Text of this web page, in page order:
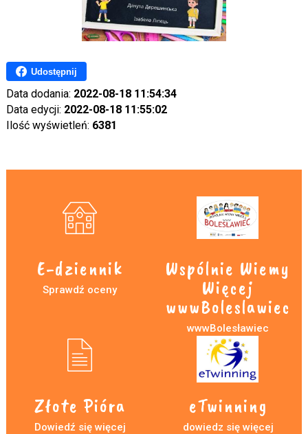
Udostępnij
Data dodania: 2022-08-18 11:54:34
Data edycji: 2022-08-18 11:55:02
Ilość wyświetleń: 6381
E-dziennik
Sprawdź oceny
Wspólnie Wiemy
Więcej
wwwBoleslawiec
wwwBolesławiec
Złote Pióra
Dowiedź się więcej
eTwinning
dowiedz się więcej